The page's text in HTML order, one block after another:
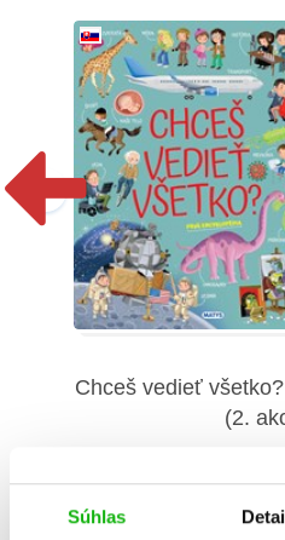
Súhlas
Chceš vedieť
(2.
Ilaria